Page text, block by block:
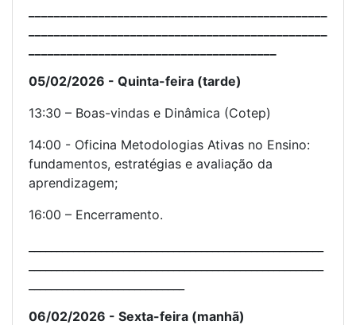
05/02/2026 - Quinta-feira (tarde)
13:30 – Boas-vindas e Dinâmica (Cotep)
14:00 - Oficina Metodologias Ativas no Ensino:
fundamentos, estratégias e avaliação da
aprendizagem;
16:00 – Encerramento.
06/02/2026 - Sexta-feira (manhã)